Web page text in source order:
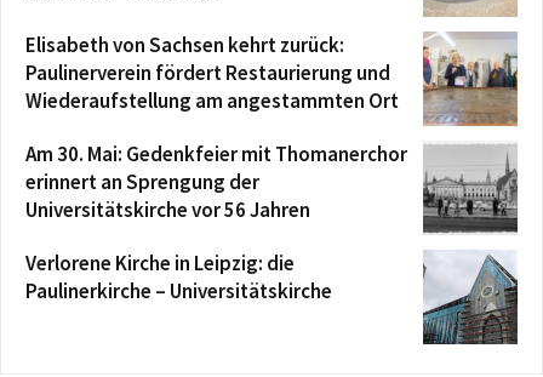
Elisabeth von Sachsen kehrt zurück:
Paulinerverein fördert Restaurierung und
Wiederaufstellung am angestammten Ort
Am 30. Mai: Gedenkfeier mit Thomanerchor
erinnert an Sprengung der
Universitätskirche vor 56 Jahren
Verlorene Kirche in Leipzig: die
Paulinerkirche – Universitätskirche